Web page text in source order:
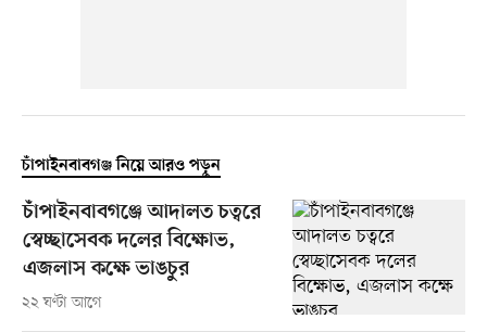
চাঁপাইনবাবগঞ্জ নিয়ে আরও পড়ুন
চাঁপাইনবাবগঞ্জে আদালত চত্বরে
স্বেচ্ছাসেবক দলের বিক্ষোভ,
এজলাস কক্ষে ভাঙচুর
২২ ঘণ্টা আগে